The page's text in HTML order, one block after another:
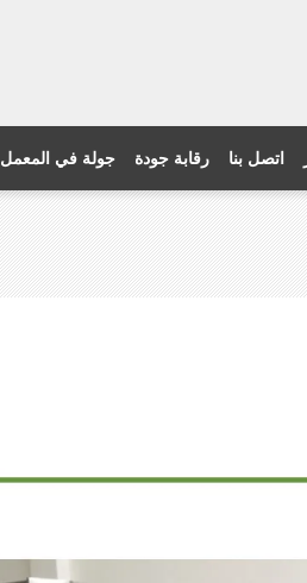
جولة في المعمل رقابة جودة اتصل بنا